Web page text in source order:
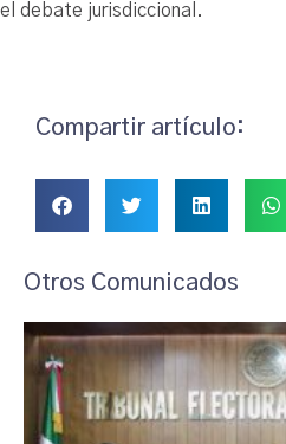
el debate jurisdiccional.
Compartir artículo:
Otros Comunicados